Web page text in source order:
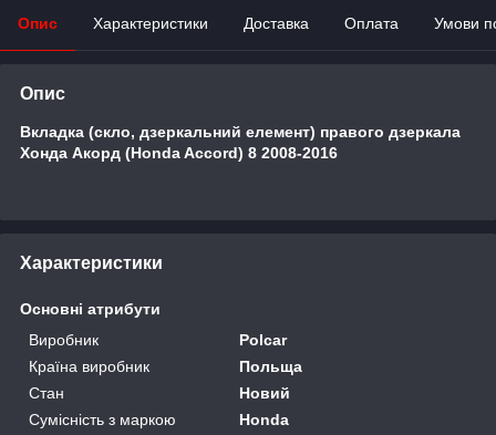
Опис Характеристики Доставка Оплата Умови
Опис
Вкладка (скло, дзеркальний елемент) правого дзеркала
Хонда Акорд (Honda Accord) 8 2008-2016
Характеристики
Основні атрибути
Виробник
Polcar
Країна виробник
Польща
Стан
Новий
Сумісність з маркою
Honda